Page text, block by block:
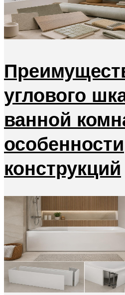
углового
ванной
особенности
конструкций